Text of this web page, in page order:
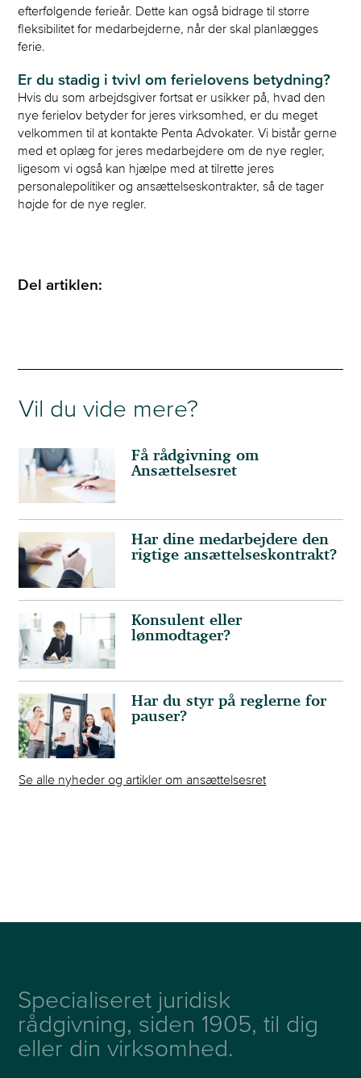
efterfølgende ferieår. Dette kan også bidrage til større
fleksibilitet for medarbejderne, når der skal planlægges
ferie.
Er du stadig i tvivl om ferielovens betydning?
Hvis du som arbejdsgiver fortsat er usikker på, hvad den
nye ferielov betyder for jeres virksomhed, er du meget
velkommen til at kontakte Penta Advokater. Vi bistår gerne
med et oplæg for jeres medarbejdere om de nye regler,
ligesom vi også kan hjælpe med at tilrette jeres
personalepolitiker og ansættelseskontrakter, så de tager
højde for de nye regler.
Del artiklen:
Vil du vide mere?
Få rådgivning om
Ansættelsesret
Har dine medarbejdere den
rigtige ansættelseskontrakt?
Konsulent eller
lønmodtager?
Har du styr på reglerne for
pauser?
Se alle nyheder og artikler om ansættelsesret
Specialiseret juridisk
rådgivning, siden 1905, til dig
eller din virksomhed.